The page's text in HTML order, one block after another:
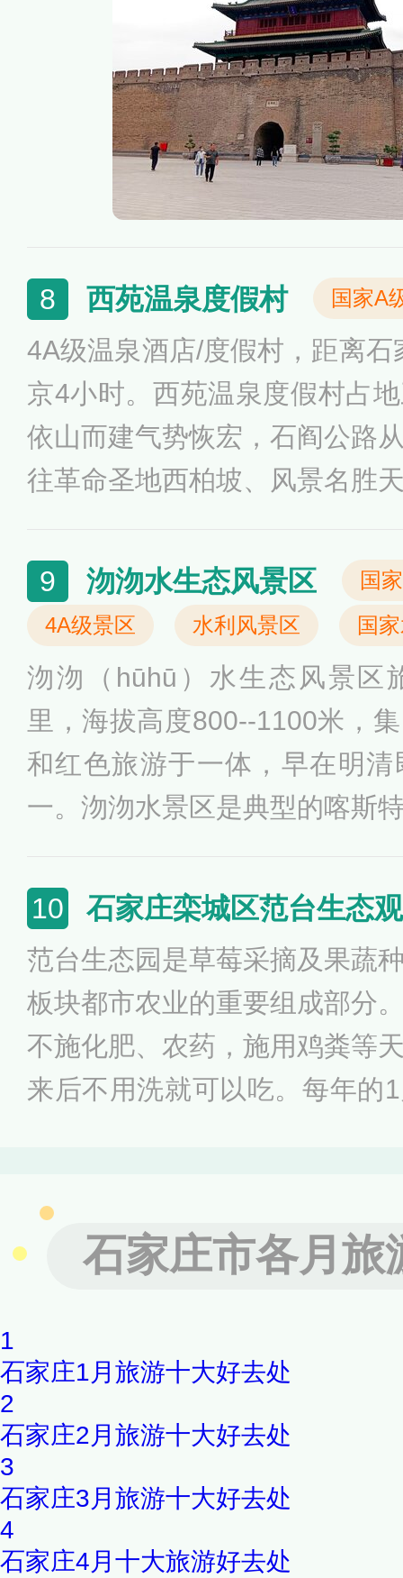
馆”、“佛教文化博物馆”，主
荣国府、隆兴寺、正定古城墙
8 西苑温泉度假村 国家A
4A级温泉酒店/度假村，距离
京4小时。西苑温泉度假村占
依山而建气势恢宏，石阎公路
往革命圣地西柏坡、风景名胜
宾楼、贵宾楼、康乐城、美食
硬件设施功能完备，装修豪华
牌的四星级旅游饭店，可提供
食苑会餐中心可满足千人就餐
5个可满足千人以下各种规格
大型温泉游泳池、冲浪浴、药
有，室外“温泉泡池”让游客感
9 沕沕水生态风景区
国
4A级景区
水利风景区 国
沕沕（hūhū）水生态风景区
里，海拔高度800--1100米，
和红色旅游于一体，早在明
一。沕沕水景区是典型的喀斯
天等，栩栩如生。景区内的百
布天上降”的盛誉，景区还有
造一条四十里空中观光路——
画廊，蜿蜒起伏。
10 石家庄栾城区范台生态
范台生态园是草莓采摘及果蔬
板块都市农业的重要组成部分
不施化肥、农药，施用鸡粪等
来后不用洗就可以吃。每年的
滴，个儿大，果实饱满，摘
石家庄市各月旅
1
石家庄1月旅游十大好去处
2
石家庄2月旅游十大好去处
3
石家庄3月旅游十大好去处
4
石家庄4月十大旅游好去处